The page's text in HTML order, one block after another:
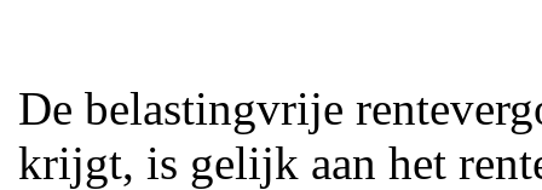
De belastingvrije
krijgt, is gelijk aan het